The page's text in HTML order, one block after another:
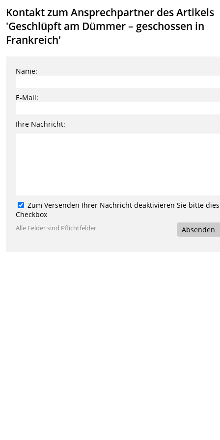
Kontakt zum Ansprechpartner des Artikels
'Geschlüpft am Dümmer – geschossen in
Frankreich'
Name:
E-Mail:
Ihre Nachricht:
Zum Versenden Ihrer Nachricht deaktivieren Sie bitte
Checkbox
Alle Felder sind Pflichtfelder Absenden